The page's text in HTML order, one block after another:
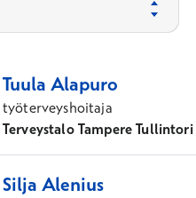
Tuula Alapuro
työterveyshoitaja
Terveystalo Tampere Tullintori
Silja Alenius